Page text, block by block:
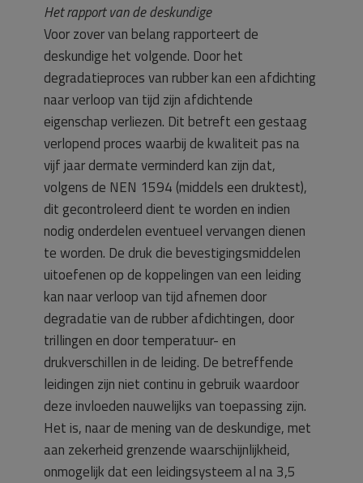
Het rapport van de deskundige
Voor zover van belang rapporteert de
deskundige het volgende. Door het
degradatieproces van rubber kan een afdichting
naar verloop van tijd zijn afdichtende
eigenschap verliezen. Dit betreft een gestaag
verlopend proces waarbij de kwaliteit pas na
vijf jaar dermate verminderd kan zijn dat,
volgens de NEN 1594 (middels een druktest),
dit gecontroleerd dient te worden en indien
nodig onderdelen eventueel vervangen dienen
te worden. De druk die bevestigingsmiddelen
uitoefenen op de koppelingen van een leiding
kan naar verloop van tijd afnemen door
degradatie van de rubber afdichtingen, door
trillingen en door temperatuur- en
drukverschillen in de leiding. De betreffende
leidingen zijn niet continu in gebruik waardoor
deze invloeden nauwelijks van toepassing zijn.
Het is, naar de mening van de deskundige, met
aan zekerheid grenzende waarschijnlijkheid,
onmogelijk dat een leidingsysteem al na 3,5